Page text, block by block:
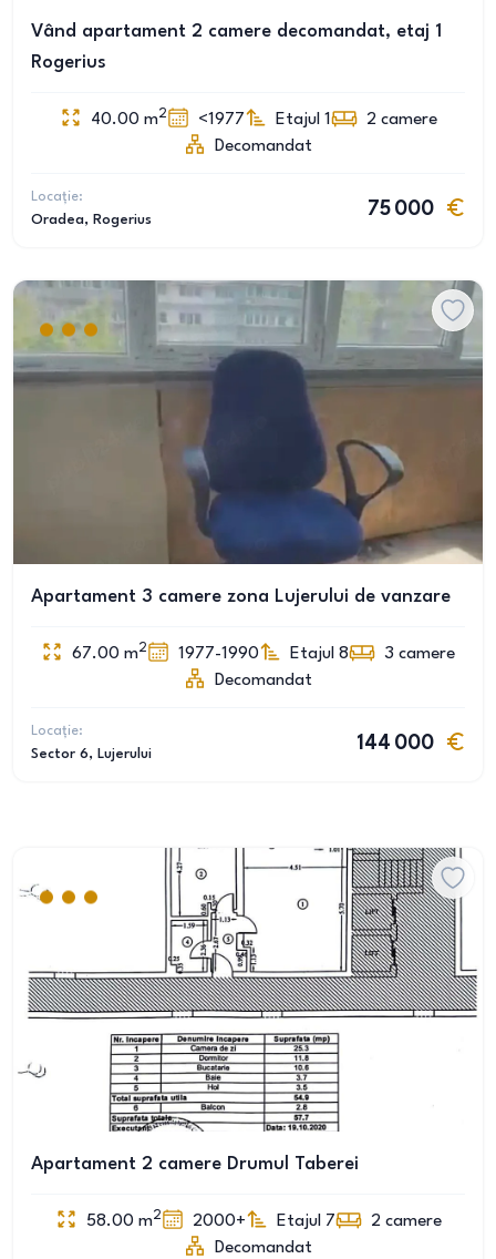
Vând apartament 2 camere decomandat, etaj 1
Rogerius
40.00 m2 <1977 Etajul 1 2 camere
Decomandat
Locație:
Oradea, Rogerius
75 000
Apartament 3 camere zona Lujerului de vanzare
67.00 m2 1977-1990 Etajul 8 3 camere
Decomandat
Locație:
Sector 6, Lujerului
144 000
Apartament 2 camere Drumul Taberei
58.00 m2 2000+ Etajul 7 2 camere
Decomandat